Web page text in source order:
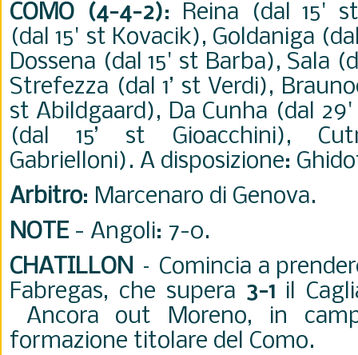
COMO (4-4-2): Reina (dal 15'
(dal 15' st Kovacik), Goldaniga
Dossena (dal 15' st Barba), Sala
Strefezza (dal 1’ st Verdi),
st Abildgaard), Da Cunha (dal
(dal 15’ st Gioacchini),
Gabrielloni). A disposizione:
Arbitro: Marcenaro di Genova.
NOTE- Angoli: 7-0.
CHATILLON – Comincia a
Fabregas, che supera 3-1 il
Ancora out Moreno, in
formazione titolare del Como.